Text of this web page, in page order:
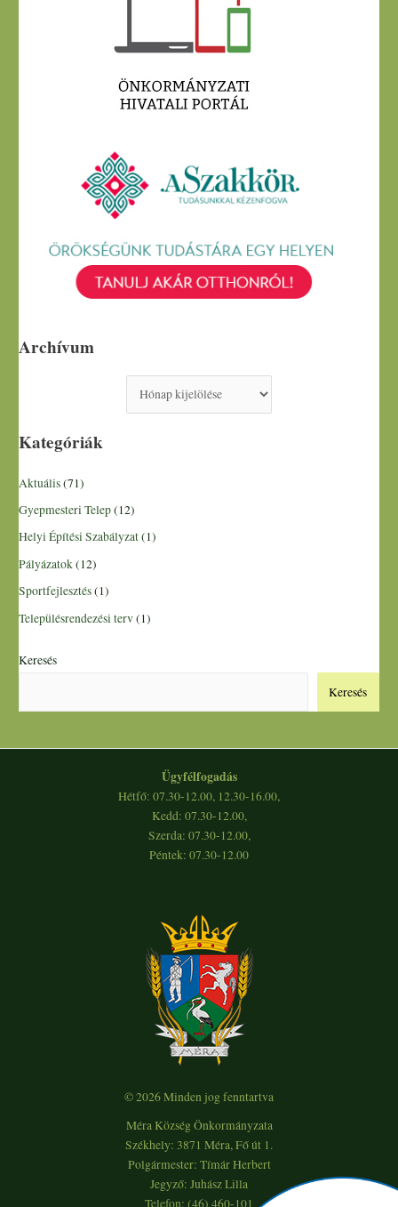
Archívum
Kategóriák
Aktuális(71)
Gyepmesteri Telep(12)
Helyi Építési Szabályzat(1)
Pályázatok(12)
Sportfejlesztés(1)
Településrendezési terv(1)
Keresés
Keresés
Ügyfélfogadás
Hétfő: 07.30-12.00, 12.30-16.00,
Kedd: 07.30-12.00,
Szerda: 07.30-12.00,
Péntek: 07.30-12.00
© 2026 Minden jog fenntartva
Méra Község Önkormányzata
Székhely: 3871 Méra, Fő út 1.
Polgármester: Tímár Herbert
Jegyző: Juhász Lilla
Telefon: (46) 460-101